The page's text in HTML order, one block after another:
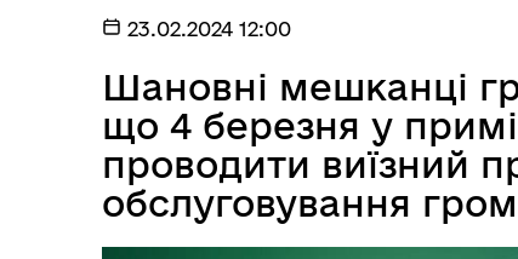
23.02.2024 12:00
Шановні мешканці
що 4 березня у
проводити виїзний
обслуговування